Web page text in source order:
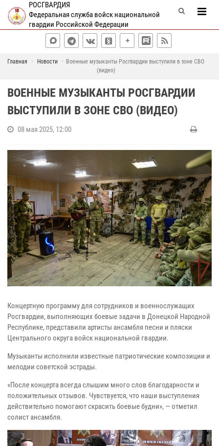
РОСГВАРДИЯ
Федеральная служба войск национальной
гвардии Российской Федерации
Главная Новости
Военные музыканты Росгвардии выступили в зоне СВО
(видео)
ВОЕННЫЕ МУЗЫКАНТЫ РОСГВАРДИИ
ВЫСТУПИЛИ В ЗОНЕ СВО (ВИДЕО)
08 мая 2025, 12:00
Концертную программу для сотрудников и военнослужащих
Росгвардии, выполняющих боевые задачи в Донецкой Народной
Республике, представили артисты ансамбля песни и пляски
Центрального округа войск национальной гвардии.
Музыканты исполнили известные патриотические композиции и
мелодии советской эстрады.
«После концерта всегда слышим много слов благодарности и
положительных отзывов. Чувствуется, что наши выступления
действительно помогают скрасить боевые будни», — отметил
солист ансамбля.